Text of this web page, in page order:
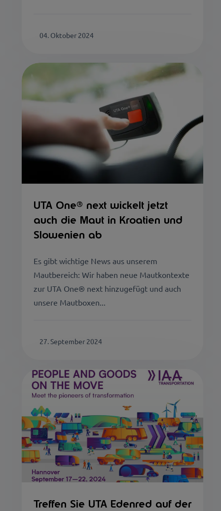
04. Oktober 2024
UTA One® next wickelt jetzt
auch die Maut in Kroatien und
Slowenien ab
Es gibt wichtige News aus unserem
Mautbereich: Wir haben neue Mautkontexte
zur UTA One® next hinzugefügt und auch
unsere Mautboxen...
27. September 2024
Treffen Sie UTA Edenred auf der